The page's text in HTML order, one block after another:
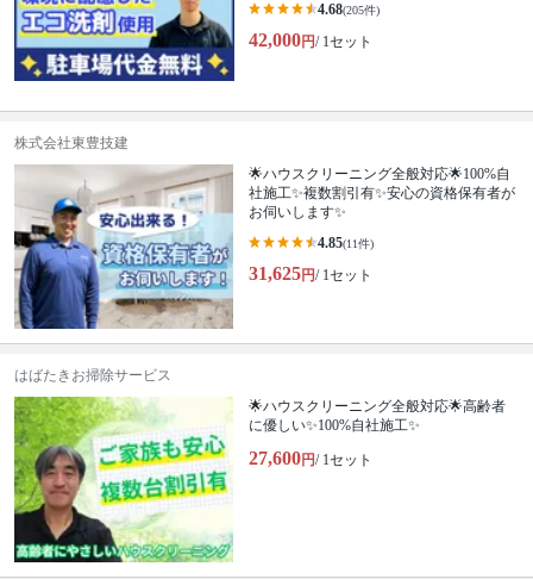
4.68(205件)
42,000円/ 1セット
株式会社東豊技建
🌟ハウスクリーニング全般対応🌟100%自
社施工✨複数割引有✨安心の資格保有者が
お伺いします✨
4.85(11件)
31,625円/ 1セット
はばたきお掃除サービス
🌟ハウスクリーニング全般対応🌟高齢者
に優しい✨100%自社施工✨
27,600円/ 1セット